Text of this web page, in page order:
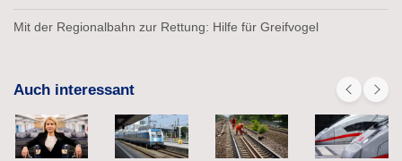
Mit der Regionalbahn zur Rettung: Hilfe für Greifvogel
Auch interessant